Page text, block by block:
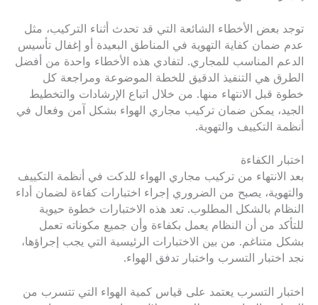
توجد بعض الأخطاء الشائعة التي قد تحدث أثناء التركيب، مثل
عدم ضمان كفاية التهوية في المناطق البعيدة أو إغفال تأسيس
الدعم المناسب للمجاري. لتفادي هذه الأخطاء واحدة من أفضل
الطرق هي التنفيذ الدقيق للخطة الموضوعة ومراجعة كل
خطوة قبل الانتهاء منها. من خلال اتباع الإرشادات والتخطيط
الجيد، يمكن ضمان تركيب مجاري الهواء بشكل آمن وفعال في
أنظمة التكييف والتهوية.
اختبار الكفاءة
بعد الانتهاء من تركيب مجاري الهواء للدكت في أنظمة التكييف
والتهوية، يصبح من الضروري إجراء اختبارات كفاءة لضمان أداء
النظام بالشكل المطلوب. تعد هذه الاختبارات خطوة حيوية
للتأكد من أن النظام يعمل بكفاءة وأن جميع مكوناته تعمل
بشكل متناغم. من بين الاختبارات الرئيسية التي يجب إجراؤها،
نجد اختبار التسرب واختبار تدفق الهواء.
اختبار التسرب يعتمد على قياس كمية الهواء التي تتسرب من